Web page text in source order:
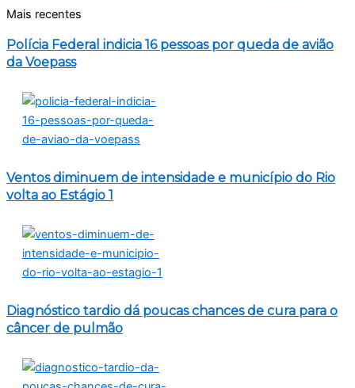
Mais recentes
Polícia Federal indicia 16 pessoas por queda de avião
da Voepass
Ventos diminuem de intensidade e município do Rio
volta ao Estágio 1
Diagnóstico tardio dá poucas chances de cura para o
câncer de pulmão